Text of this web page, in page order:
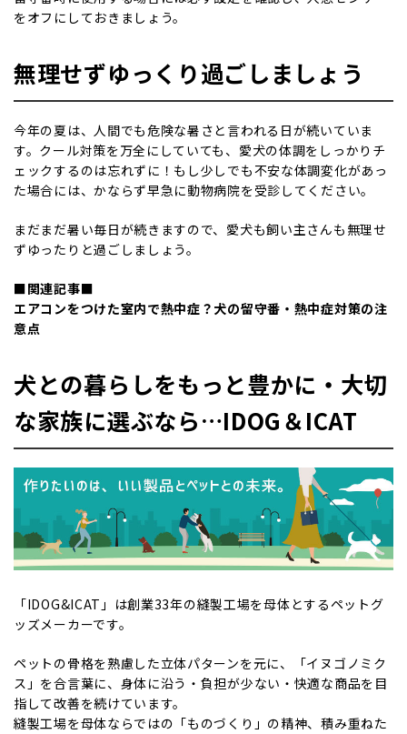
をオフにしておきましょう。
無理せずゆっくり過ごしましょう
今年の夏は、人間でも危険な暑さと言われる日が続いていま
す。クール対策を万全にしていても、愛犬の体調をしっかりチ
ェックするのは忘れずに！もし少しでも不安な体調変化があっ
た場合には、かならず早急に動物病院を受診してください。
まだまだ暑い毎日が続きますので、愛犬も飼い主さんも無理せ
ずゆったりと過ごしましょう。
■関連記事■
エアコンをつけた室内で熱中症？犬の留守番・熱中症対策の注
意点
犬との暮らしをもっと豊かに・大切
な家族に選ぶなら…IDOG＆ICAT
「IDOG&ICAT」は創業33年の縫製工場を母体とするペットグ
ッズメーカーです。
ペットの骨格を熟慮した立体パターンを元に、「イヌゴノミク
ス」を合言葉に、身体に沿う・負担が少ない・快適な商品を目
指して改善を続けています。
縫製工場を母体ならではの「ものづくり」の精神、積み重ねた